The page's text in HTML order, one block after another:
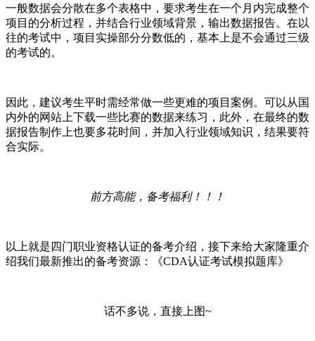
一般数据会分散在多个表格中，要求考生在一个月内完成整个
项目的分析过程，并结合行业领域背景，输出数据报告。在以
往的考试中，项目实操部分分数低的，基本上是不会通过三级
的考试的。
因此，建议考生平时需经常做一些更难的项目案例。可以从国
内外的网站上下载一些比赛的数据来练习，此外，在最终的数
据报告制作上也要多花时间，并加入行业领域知识，结果要符
合实际。
前方高能，备考福利！ ！！
以上就是四门职业资格认证的备考介绍，接下来给大家隆重介
绍我们最新推出的备考资源：《CDA认证考试模拟题库》
话不多说，直接上图~